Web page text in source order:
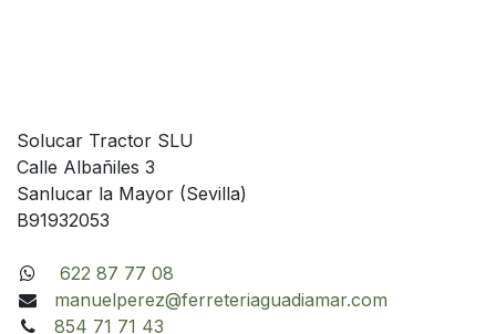
Solucar Tractor SLU
Calle Albañiles 3
Sanlucar la Mayor (Sevilla)
B91932053
622 87 77 08
manuelperez@ferreteriaguadiamar.com
854 71 71 43